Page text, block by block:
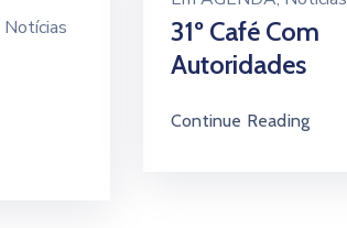
Notícias
31º Café Com
Autoridades
Continue Reading